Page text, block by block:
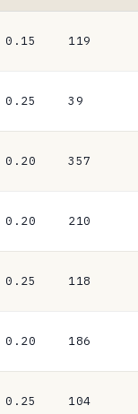
0.15 119
0.25 39
0.20 357
0.20 210
0.25 118
0.20 186
0.25 104